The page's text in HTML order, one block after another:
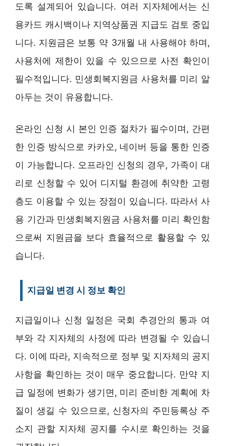
도록 설계되어 있습니다. 여러 지자체에서는 신
용카드 캐시백이나 지역상품권 지급도 검토 중입
니다. 지원금은 보통 약 3개월 내 사용해야 하며,
사용처에 제한이 있을 수 있으므로 사전 확인이
필수적입니다. 민생회복지원금 사용처를 미리 알
아두는 것이 유용합니다.
온라인 신청 시 본인 인증 절차가 필수이며, 간편
한 인증 방식으로 카카오, 네이버 등을 통한 인증
이 가능합니다. 오프라인 신청의 경우, 가족이 대
리로 신청할 수 있어 디지털 환경에 취약한 고령
층도 이용할 수 있는 장점이 있습니다. 따라서 사
용 기간과 민생회복지원금 사용처를 미리 확인함
으로써 지원금을 보다 효율적으로 활용할 수 있
습니다.
지급일 변경 시 정보 확인
지급일이나 신청 일정은 국회 추경안의 통과 여
부와 각 지자체의 사정에 따라 변경될 수 있습니
다. 이에 따라, 지속적으로 정부 및 지자체의 공지
사항을 확인하는 것이 매우 중요합니다. 만약 지
급 일정에 변화가 생기면, 미리 준비한 계획에 차
질이 생길 수 있으므로, 신청자의 주민등록상 주
소지 관할 지자체 공지를 수시로 확인하는 것을